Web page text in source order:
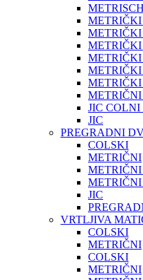
METRIČKI
METRIČKI
METRIČNI
JIC
JIC
PREGRADNI
COLSKI
METRIČNI
METRIČNI
JIC
VRTLJIVA
COLSKI
METRIČNI
COLSKI
METRIČNI